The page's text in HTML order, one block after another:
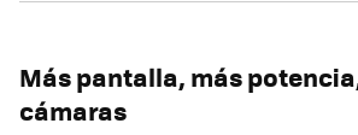
Más pantalla, más
cámaras